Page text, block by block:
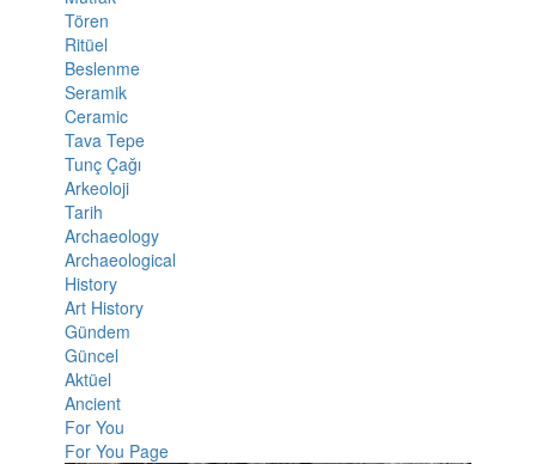
Tören
Ritüel
Beslenme
Seramik
Ceramic
Tava Tepe
Tunç Çağı
Arkeoloji
Tarih
Archaeology
Archaeological
History
Art History
Gündem
Güncel
Aktüel
Ancient
For You
For You Page